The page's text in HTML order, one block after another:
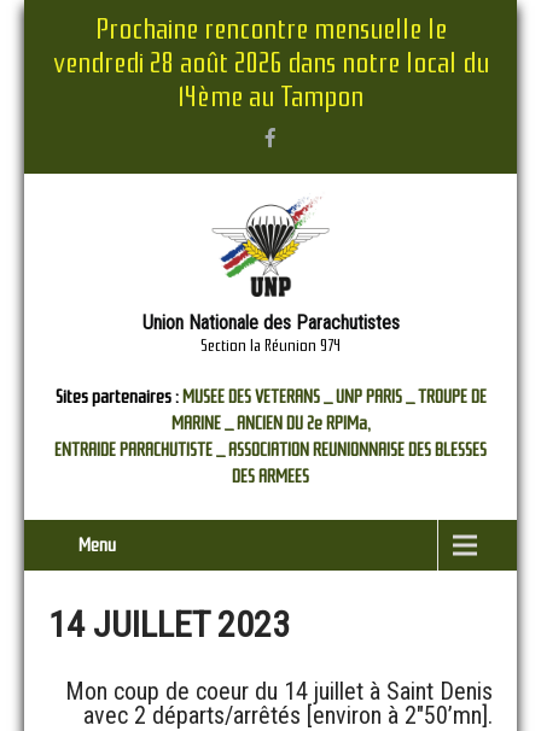
Prochaine rencontre mensuelle le
vendredi 28 août 2026 dans notre local du
14ème au Tampon
Union Nationale des Parachutistes
Section la Réunion 974
Sites partenaires :MUSEE DES VETERANS _UNP PARIS _TROUPE DE
MARINE _ANCIEN DU 2e RPIMa,
ENTRAIDE PARACHUTISTE _ASSOCIATION REUNIONNAISE DES BLESSES
DES ARMEES
Menu
14 JUILLET 2023
Mon coup de coeur du 14 juillet à Saint Denis
avec 2 départs/arrêtés [environ à 2″50’mn].